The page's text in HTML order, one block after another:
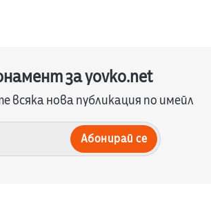
за yovko.net
всяка нова публикация по имейл
Абонирай се